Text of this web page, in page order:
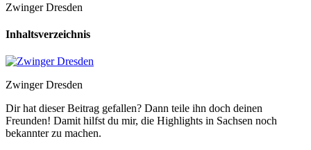
Zwinger Dresden
Inhaltsverzeichnis
Zwinger Dresden
Dir hat dieser Beitrag gefallen? Dann teile ihn doch deinen
Freunden! Damit hilfst du mir, die Highlights in Sachsen noch
bekannter zu machen.